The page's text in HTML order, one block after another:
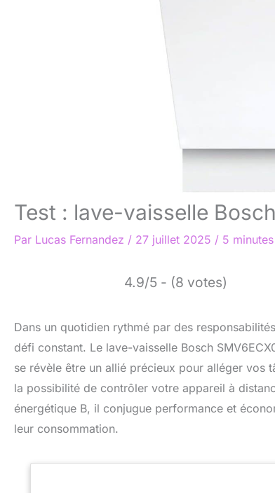
Test : lave-vaisselle
Par Lucas Fernandez / 27 juillet 2025 / 5
4.9/5 - (8 votes)
Dans un quotidien rythmé par des
défi constant. Le lave-vaisselle Bosch
se révèle être un allié précieux pour alléger vos
la possibilité de contrôler votre appareil à
énergétique B, il conjugue performance et
leur consommation.